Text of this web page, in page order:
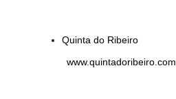
Quinta do Ribeiro
www.quintadoribeiro.com